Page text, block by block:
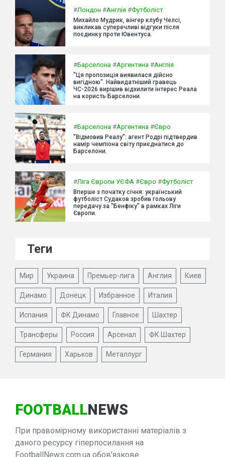
#Лондон #Англія #Футболіст
Михайло Мудрик, вінгер клубу Челсі,
викликав суперечливі відгуки після
поєдинку проти Ювентуса.
#Барселона #Аргентина #Англія
"Ця пропозиція виявилася дійсно
вигідною". Найвидатніший гравець
ЧС-2026 вирішив відхилити інтерес Реала
на користь Барселони.
#Барселона #Аргентина #Євро
"Відмовив Реалу": агент Родрі підтвердив
намір чемпіона світу приєднатися до
Барселони.
#Ліга Європи УЄФА #Євро #Футболіст
Вперше з початку січня: український
футболіст Судаков зробив гольову
передачу за "Бенфіку" в рамках Ліги
Європи.
Теги
Мир Украина Премьер-лига Англия Киев
Динамо Донецк Избранное Италия
Испания ФК Динамо Главное Шахтер
Трансферы Россия Арсенал ФК Шахтер
Германия Харьков Металлург
FOOTBALLNEWS
При правомірному використанні матеріалів з
даного ресурсу гіперпосилання на
FootballNews.com.ua обов'язкове.